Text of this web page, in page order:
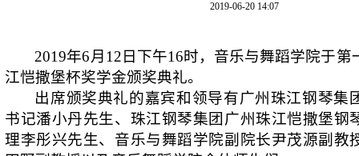
2019-06-20 14:07
2019年6月 12 日下午16时，音乐与舞蹈学院于第
江恺撒堡杯奖学金颁奖典礼。
出席颁奖典礼的嘉宾和领导有广州珠江钢琴集
书记潘小丹先生、珠江钢琴集团广州珠江恺撒堡钢
理李彤兴先生、音乐与舞蹈学院副院长尹茂源副教